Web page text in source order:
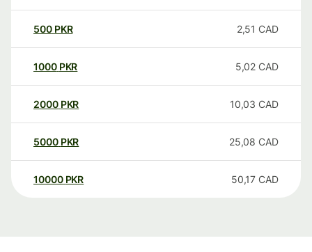
500 PKR 2,51 CAD
1000 PKR 5,02 CAD
2000 PKR 10,03 CAD
5000 PKR 25,08 CAD
10000 PKR 50,17 CAD